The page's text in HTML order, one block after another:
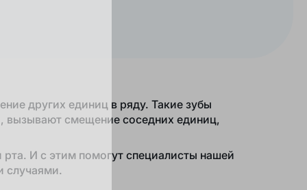
других единиц в ряду. Такие зубы
вызывают смещение соседних единиц,
И с этим помогут специалисты нашей
случаями.